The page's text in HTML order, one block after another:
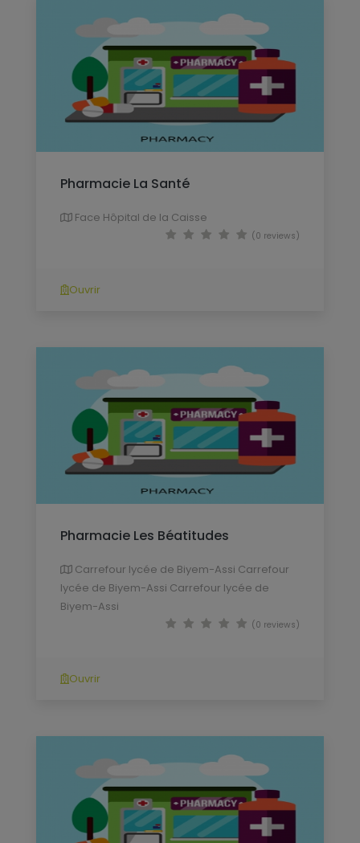
Pharmacie La Santé
Face Hôpital de la Caisse
(0 reviews)
Ouvrir
Pharmacie Les Béatitudes
Carrefour lycée de Biyem-Assi Carrefour
lycée de Biyem-Assi Carrefour lycée de
Biyem-Assi
(0 reviews)
Ouvrir